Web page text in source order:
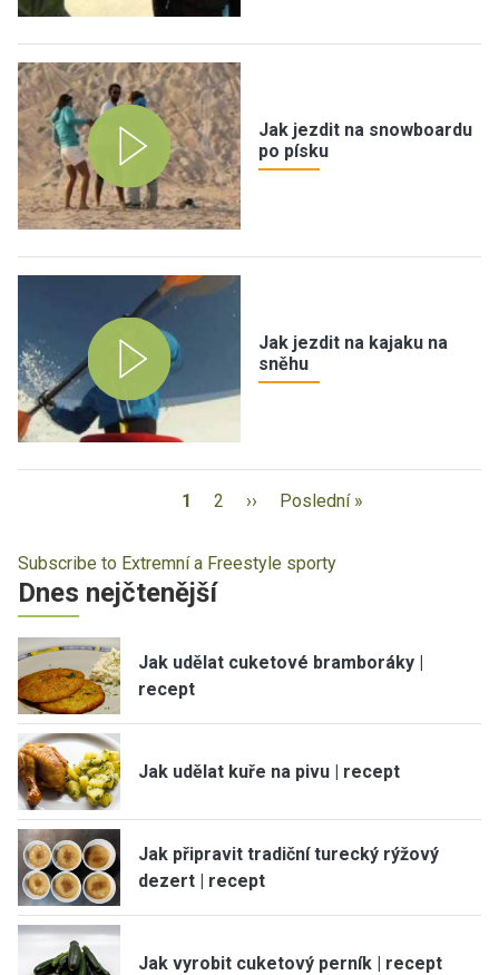
Jak jezdit na snowboardu
po písku
Jak jezdit na kajaku na
sněhu
1 2 ›› Poslední »
Subscribe to Extremní a Freestyle sporty
Dnes nejčtenější
Jak udělat cuketové bramboráky |
recept
Jak udělat kuře na pivu | recept
Jak připravit tradiční turecký rýžový
dezert | recept
Jak vyrobit cuketový perník | recept